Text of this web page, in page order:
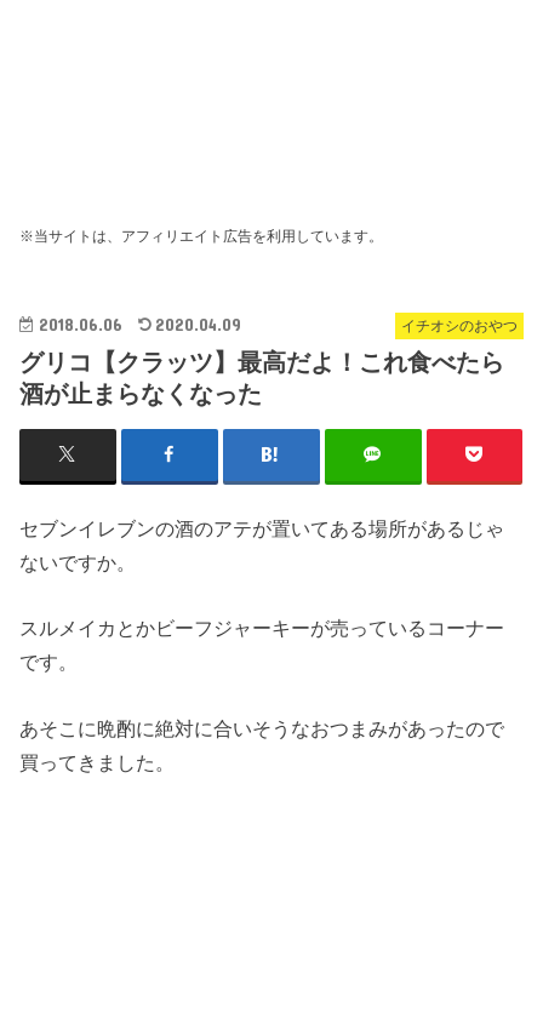
※当サイトは、アフィリエイト広告を利用しています。
イチオシのおやつ
2018.06.06 2020.04.09
グリコ【クラッツ】最高だよ！これ食べたら
酒が止まらなくなった
セブンイレブンの酒のアテが置いてある場所があるじゃ
ないですか。
スルメイカとかビーフジャーキーが売っているコーナー
です。
あそこに晩酌に絶対に合いそうなおつまみがあったので
買ってきました。